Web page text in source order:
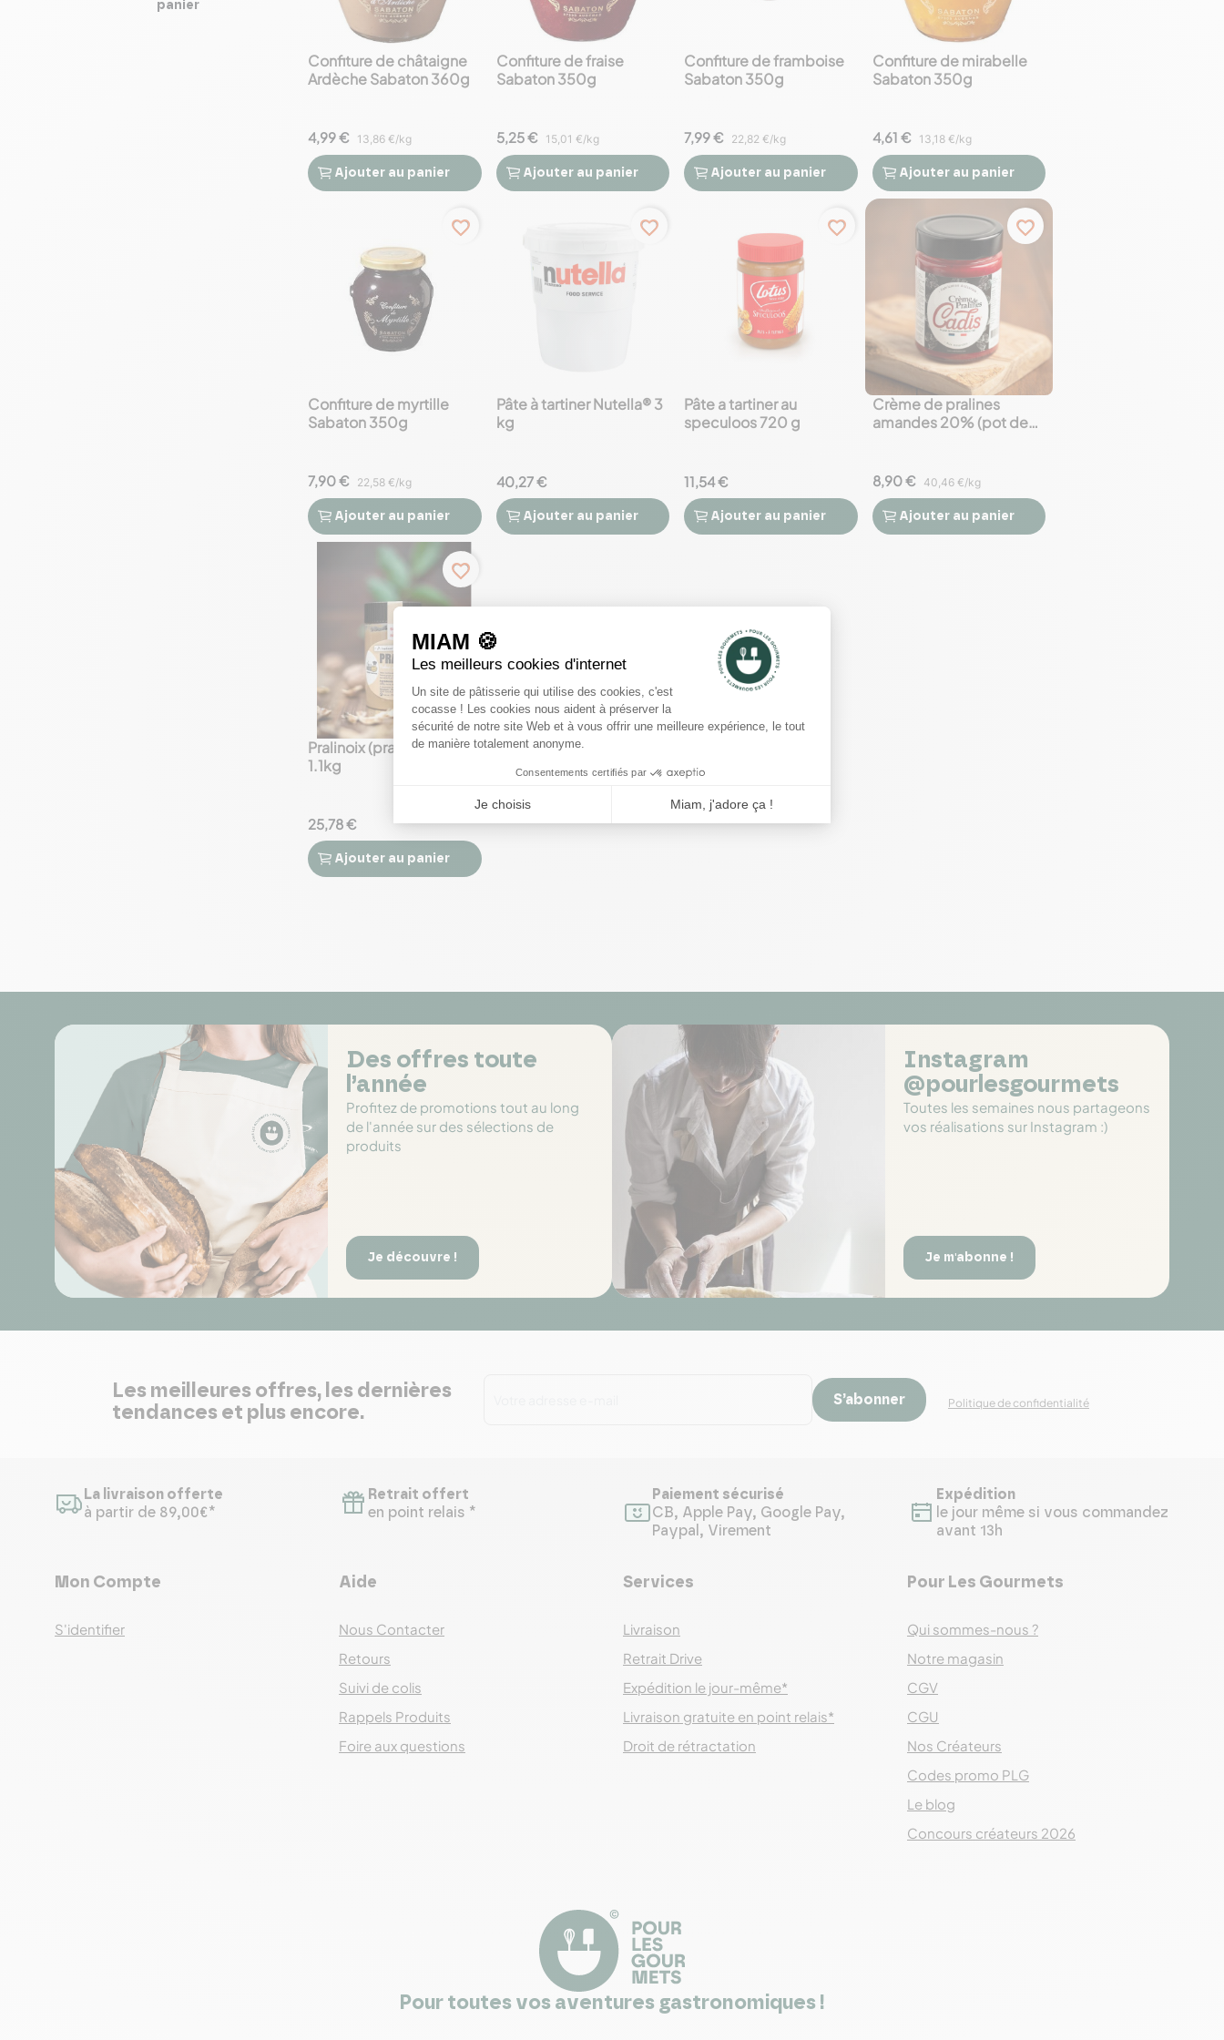
panier
Confiture de châtaigne
Ardèche Sabaton 360g
4,99 € 13,86 €/kg
 
Ajouter au panier
Confiture de fraise
Sabaton 350g
5,25 € 15,01 €/kg
 
Ajouter au panier
Confiture de framboise
Sabaton 350g
7,99 € 22,82 €/kg
 
Ajouter au panier
Confiture de mirabelle
Sabaton 350g
4,61 € 13,18 €/kg
 
Ajouter au panier
favorite_border
Confiture de myrtille
Sabaton 350g
7,90 € 22,58 €/kg
 
Ajouter au panier
favorite_border
Pâte à tartiner Nutella® 3
kg
40,27 €
 
Ajouter au panier
favorite_border
Pâte a tartiner au
speculoos 720 g
11,54 €
 
Ajouter au panier
favorite_border
Crème de pralines
amandes 20% (pot de
8,90 € 40,46 €/kg
 
Ajouter au panier
favorite_border
Pralinoix (praliné de noix)
1.1kg
25,78 €
 
Ajouter au panier
Des offres toute
l’année
Profitez de promotions tout au long
de l'année sur des sélections de
produits
Je découvre !
Instagram
@pourlesgourmets
Toutes les semaines nous partageons
vos réalisations sur Instagram :)
Je m'abonne !
Les meilleures offres, les dernières
tendances et plus encore.
S’abonner Politique de confidentialité
La livraison offerte
à partir de 89,00€*
Retrait offert
en point relais *
Paiement sécurisé
CB, Apple Pay, Google Pay,
Paypal, Virement
Expédition
le jour même si vous commandez
avant 13h
Mon Compte
S'identifier
Aide
Nous Contacter
Retours
Suivi de colis
Rappels Produits
Foire aux questions
Services
Livraison
Retrait Drive
Expédition le jour-même*
Livraison gratuite en point relais*
Droit de rétractation
Pour Les Gourmets
Qui sommes-nous ?
Notre magasin
CGV
CGU
Nos Créateurs
Codes promo PLG
Le blog
Concours créateurs 2026
Pour toutes vos aventures gastronomiques !